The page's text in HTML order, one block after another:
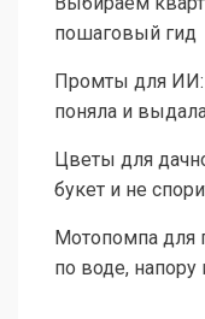
пошаговый гид
Промты для ИИ:
поняла и
Цветы для
букет и не
Мотопомпа для
по воде, напору